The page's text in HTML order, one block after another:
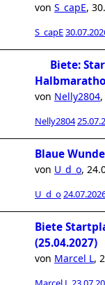
von S_capE,
S_capE
Biete:
von Nelly2804,
Nelly2804
Blaue
von U_d_o,
U_d_o
Biete
(25.04.2027)
von Marcel L,